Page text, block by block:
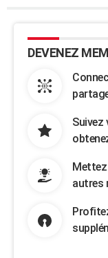
DEVENEZ
Mettez
autres